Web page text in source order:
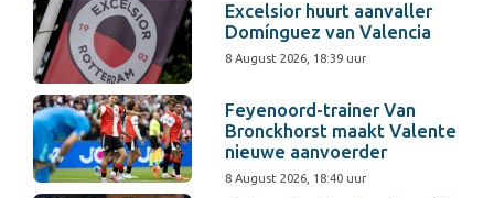
Excelsior huurt aanvaller
Domínguez van Valencia
8 August 2026, 18:39 uur
Feyenoord-trainer Van
Bronckhorst maakt Valente
nieuwe aanvoerder
8 August 2026, 18:40 uur